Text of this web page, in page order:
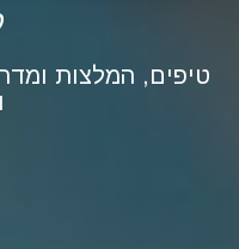
טיפים, המלצות